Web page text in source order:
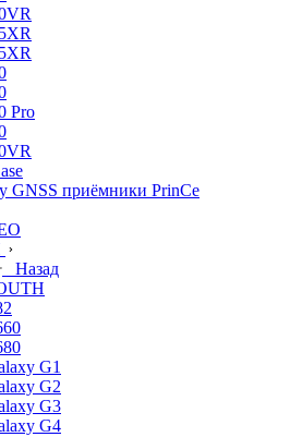
Pro
GNSS приёмники PrinCe
Назад
G1
G2
G3
G4